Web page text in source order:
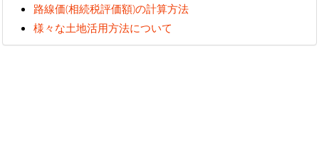
路線価(相続税評価額)の計算方法
様々な土地活用方法について